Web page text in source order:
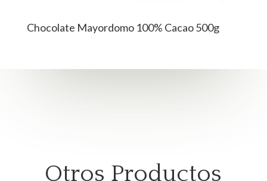
Chocolate Mayordomo 100% Cacao 500g
Otros Productos